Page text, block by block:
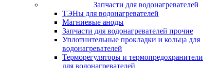
Запчасти для водонагревателей
ТЭНы для водонагревателей
Магниевые аноды
Запчасти для водонагревателей прочие
Уплотнительные прокладки и кольца для
водонагревателей
Терморегуляторы и термопредохранители
для водонагревателей